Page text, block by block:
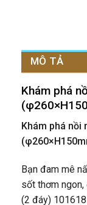
MÔ TẢ
Khám phá
Khám phá nồi
Bạn đam mê
sốt thơm
(2 đáy)